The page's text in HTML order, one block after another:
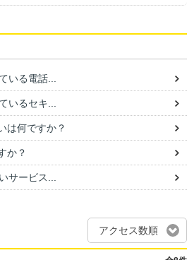
いる電話...
いるセキ...
は何ですか？
か？
サービス...
アクセス数順